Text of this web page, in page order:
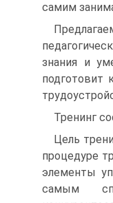
самим
знания и
подготовит
Тренинг
Цель
процедуре
элементы
самым